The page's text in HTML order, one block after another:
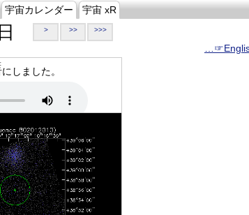
宇宙カレンダー 宇宙 xR
> >> >>>
にしました。